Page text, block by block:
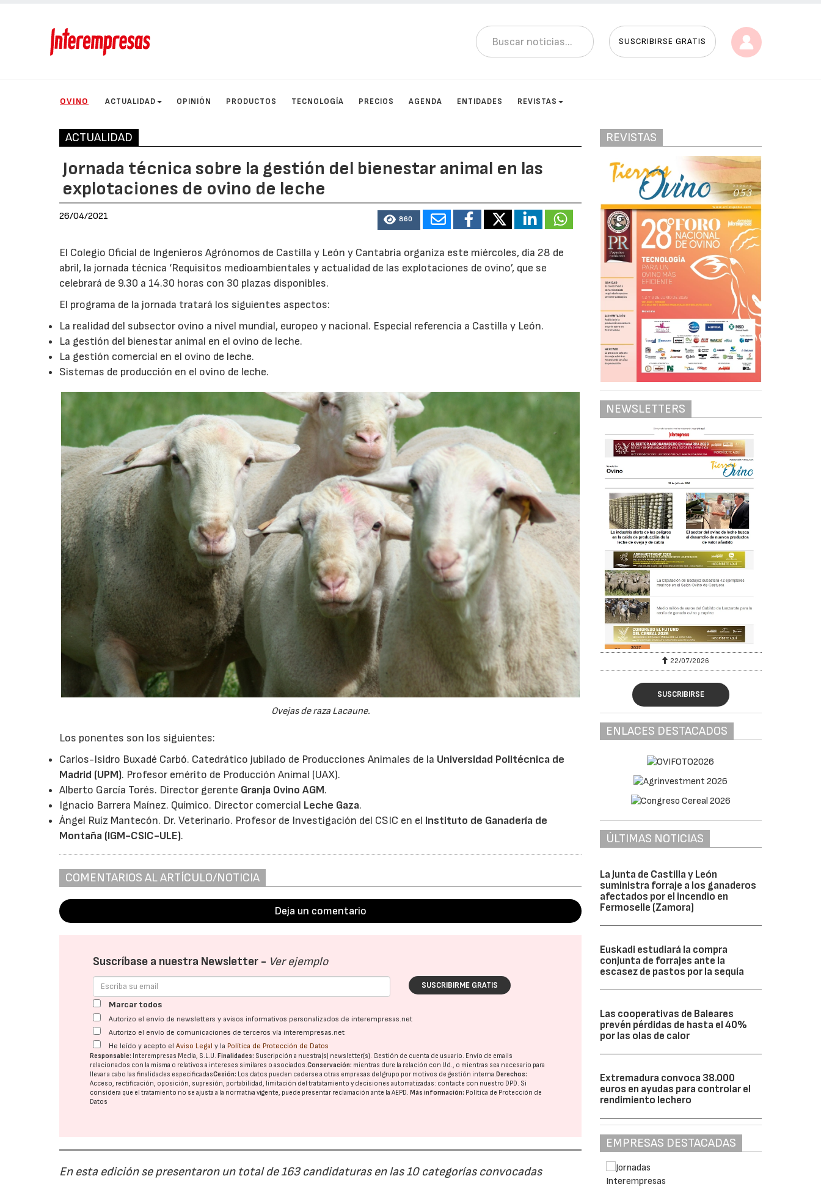
SUSCRIBIRSE GRATIS
OVINO ACTUALIDAD OPINIÓN PRODUCTOS TECNOLOGÍA PRECIOS AGENDA ENTIDADES REVISTAS
ACTUALIDAD
Jornada técnica sobre la gestión del bienestar animal en las
explotaciones de ovino de leche
26/04/2021 860
El Colegio Oficial de Ingenieros Agrónomos de Castilla y León y Cantabria organiza este miércoles, día 28 de
abril, la jornada técnica ‘Requisitos medioambientales y actualidad de las explotaciones de ovino’, que se
celebrará de 9.30 a 14.30 horas con 30 plazas disponibles.
El programa de la jornada tratará los siguientes aspectos:
La realidad del subsector ovino a nivel mundial, europeo y nacional. Especial referencia a Castilla y León.
La gestión del bienestar animal en el ovino de leche.
La gestión comercial en el ovino de leche.
Sistemas de producción en el ovino de leche.
Ovejas de raza Lacaune.
Los ponentes son los siguientes:
Carlos-Isidro Buxadé Carbó. Catedrático jubilado de Producciones Animales de la Universidad Politécnica de
Madrid (UPM). Profesor emérito de Producción Animal (UAX).
Alberto García Torés. Director gerente Granja Ovino AGM.
Ignacio Barrera Maínez. Químico. Director comercial Leche Gaza.
Ángel Ruíz Mantecón. Dr. Veterinario. Profesor de Investigación del CSIC en el Instituto de Ganadería de
Montaña (IGM-CSIC-ULE).
COMENTARIOS AL ARTÍCULO/NOTICIA
Deja un comentario
Suscríbase a nuestra Newsletter - Ver ejemplo
SUSCRIBIRME GRATIS
Marcar todos
Autorizo el envío de newsletters y avisos informativos personalizados de interempresas.net
Autorizo el envío de comunicaciones de terceros vía interempresas.net
He leído y acepto elAviso Legal y la Política de Protección de Datos
Responsable: Interempresas Media, S.L.U.Finalidades: Suscripción a nuestra(s) newsletter(s). Gestión de cuenta de usuario. Envío de emails
relacionados con la misma o relativos a intereses similares o asociados.Conservación: mientras dure la relación con Ud., o mientras sea necesario para
llevar a cabo las finalidades especificadasCesión: Los datos pueden cederse a otras empresas del grupo por motivos de gestión interna.Derechos:
Acceso, rectificación, oposición, supresión, portabilidad, limitación del tratatamiento y decisiones automatizadas: contacte con nuestro DPD. Si
considera que el tratamiento no se ajusta a la normativa vigente, puede presentar reclamación ante laAEPD.Más información: Política de Protección de
Datos
En esta edición se presentaron un total de 163 candidaturas en las 10 categorías convocadas
REVISTAS
NEWSLETTERS
22/07/2026 29/07/2026 22/07/2026
SUSCRIBIRSE
ENLACES DESTACADOS
ÚLTIMAS NOTICIAS
La Junta de Castilla y León
suministra forraje a los ganaderos
afectados por el incendio en
Fermoselle (Zamora)
Euskadi estudiará la compra
conjunta de forrajes ante la
escasez de pastos por la sequía
Las cooperativas de Baleares
prevén pérdidas de hasta el 40%
por las olas de calor
Extremadura convoca 38.000
euros en ayudas para controlar el
rendimiento lechero
EMPRESAS DESTACADAS